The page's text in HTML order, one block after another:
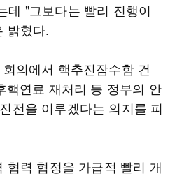
데 "그보다는 빨리 진행이
밝혔다.
의에서 핵추진잠수함 건
핵연료 재처리 등 정부의 안
전을 이루겠다는 의지를 피
협력 협정을 가급적 빨리 개